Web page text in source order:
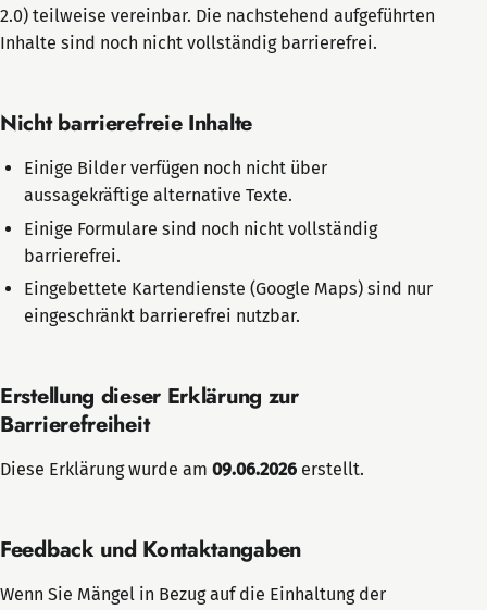
2.0) teilweise vereinbar. Die nachstehend aufgeführten
Inhalte sind noch nicht vollständig barrierefrei.
Nicht barrierefreie Inhalte
Einige Bilder verfügen noch nicht über
aussagekräftige alternative Texte.
Einige Formulare sind noch nicht vollständig
barrierefrei.
Eingebettete Kartendienste (Google Maps) sind nur
eingeschränkt barrierefrei nutzbar.
Erstellung dieser Erklärung zur
Barrierefreiheit
Diese Erklärung wurde am 09.06.2026 erstellt.
Feedback und Kontaktangaben
Wenn Sie Mängel in Bezug auf die Einhaltung der